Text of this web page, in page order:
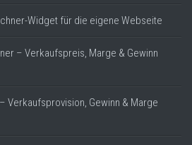
Widget für die eigene Webseite
– Verkaufspreis, Marge & Gewinn
Verkaufsprovision, Gewinn & Marge